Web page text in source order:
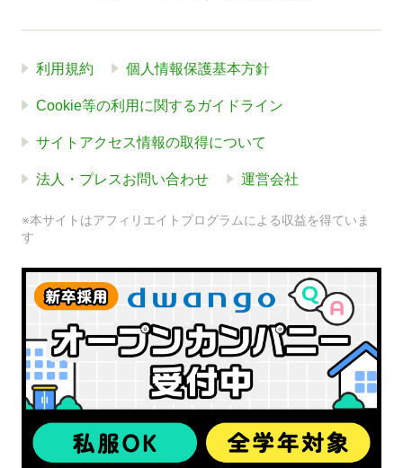
利用規約 個人情報保護基本方針
Cookie等の利用に関するガイドライン
サイトアクセス情報の取得について
法人・プレスお問い合わせ 運営会社
※本サイトはアフィリエイトプログラムによる収益を得ていま
す